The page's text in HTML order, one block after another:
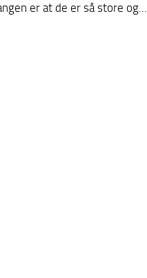
er at de er så store og...